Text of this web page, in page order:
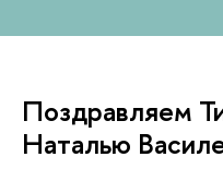
Поздравляем
Наталью